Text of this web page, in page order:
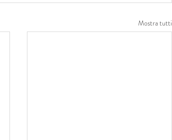
Mostra tutti